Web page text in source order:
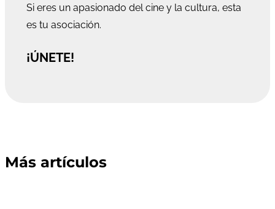
Si eres un apasionado del cine y la cultura, esta
es tu asociación.
¡ÚNETE!
Más artículos